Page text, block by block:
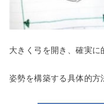
大きく弓を開き、確実に
姿勢を構築する具体的方